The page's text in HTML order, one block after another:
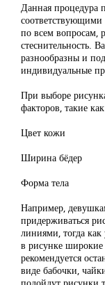
Данная процедура
соответствующими
по всем вопросам,
стеснительность.
разнообразны и
индивидуальные
При выборе
факторов, такие
Цвет кожи
Ширина бёдер
Форма тела
Например,
придерживаться
линиями, тогда
в рисунке
рекомендуется
виде бабочки,